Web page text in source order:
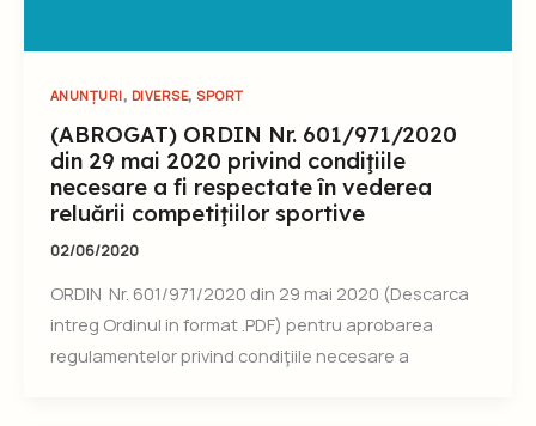
ANUNȚURI, DIVERSE,SPORT
(ABROGAT) ORDIN Nr. 601/971/2020
din 29 mai 2020 privind condiţiile
necesare a fi respectate în vederea
reluării competiţiilor sportive
02/06/2020
ORDIN Nr. 601/971/2020 din 29 mai 2020 (Descarca
intreg Ordinul in format .PDF) pentru aprobarea
regulamentelor privind condiţiile necesare a